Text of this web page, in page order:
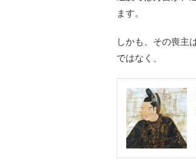
ます。
しかも、その喪主
ではなく、